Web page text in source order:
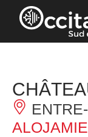
Panel de gestión